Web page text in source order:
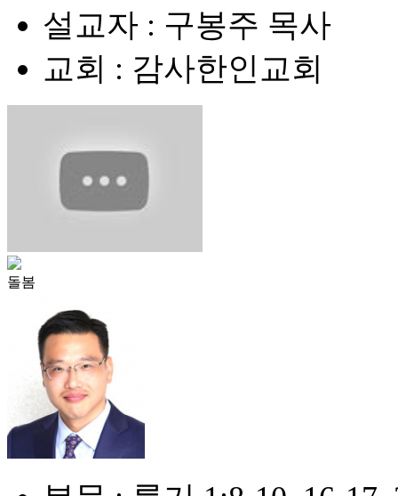
설교자 : 구봉주 목사
교회 : 감사한인교회
돌봄